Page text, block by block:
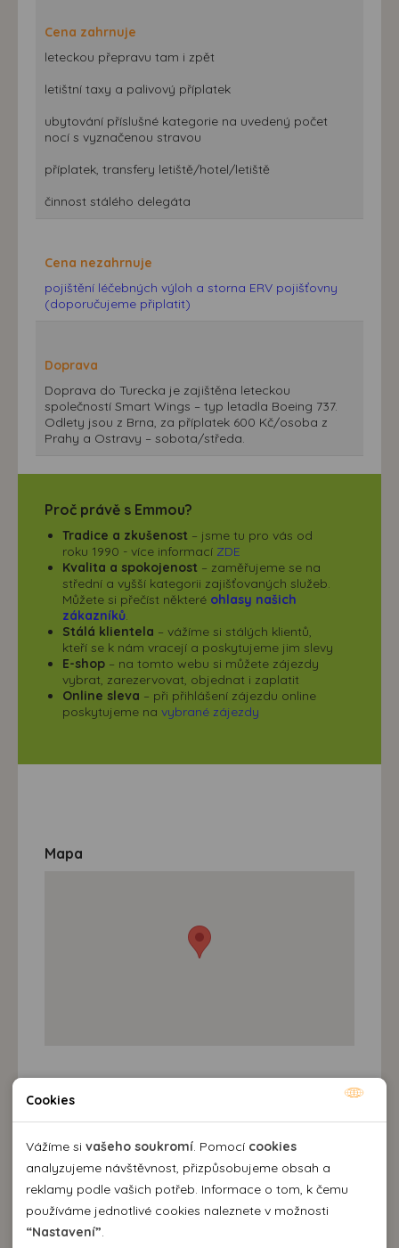
Cena zahrnuje
leteckou přepravu tam i zpět
letištní taxy a palivový příplatek
ubytování příslušné kategorie na uvedený počet
nocí s vyznačenou stravou
příplatek, transfery letiště/hotel/letiště
činnost stálého delegáta
Cena nezahrnuje
pojištění léčebných výloh a storna ERV pojišťovny
(doporučujeme připlatit)
Doprava
Doprava do Turecka je zajištěna leteckou
společností Smart Wings – typ letadla Boeing 737.
Odlety jsou z Brna, za příplatek 600 Kč/osoba z
Prahy a Ostravy – sobota/středa.
Proč právě s Emmou?
Tradice a zkušenost – jsme tu pro vás od
roku 1990 - více informací ZDE
Kvalita a spokojenost – zaměřujeme se na
střední a vyšší kategorii zajišťovaných služeb.
Můžete si přečíst některé ohlasy našich
zákazníků.
Stálá klientela – vážíme si stálých klientů,
kteří se k nám vracejí a poskytujeme jim slevy
E-shop – na tomto webu si můžete zájezdy
vybrat, zarezervovat, objednat i zaplatit
Online sleva – při přihlášení zájezdu online
poskytujeme na vybrané zájezdy
Mapa
Destinace a výlety
Cookies
Vážíme si vašeho soukromí. Pomocí cookies
analyzujeme návštěvnost, přizpůsobujeme obsah a
reklamy podle vašich potřeb. Informace o tom, k čemu
používáme jednotlivé cookies naleznete v možnosti
“Nastavení”.
Nutné cookies pomáhají, aby byla webová stránka
použitelná tak, že umožní základní funkce jako navigace
stránky a přístup k zabezpečeným sekcím webové stránky.
Webová stránka nemůže správně fungovat bez těchto
cookies.